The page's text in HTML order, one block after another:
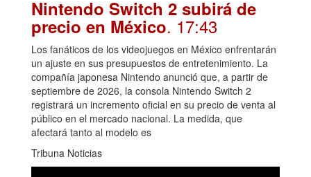
Nintendo Switch 2 subirá de
precio en México. 17:43
Los fanáticos de los videojuegos en México enfrentarán
un ajuste en sus presupuestos de entretenimiento. La
compañía japonesa Nintendo anunció que, a partir de
septiembre de 2026, la consola Nintendo Switch 2
registrará un incremento oficial en su precio de venta al
público en el mercado nacional. La medida, que
afectará tanto al modelo es
Tribuna Noticias